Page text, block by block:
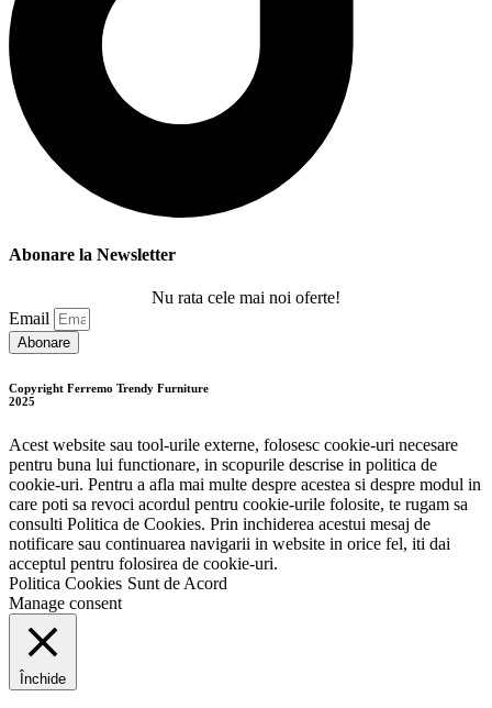
Abonare la Newsletter
Nu rata cele mai noi oferte!
Email
Abonare
Copyright Ferremo Trendy Furniture
2025
Acest website sau tool-urile externe, folosesc cookie-uri necesare
pentru buna lui functionare, in scopurile descrise in politica de
cookie-uri. Pentru a afla mai multe despre acestea si despre modul in
care poti sa revoci acordul pentru cookie-urile folosite, te rugam sa
consulti Politica de Cookies. Prin inchiderea acestui mesaj de
notificare sau continuarea navigarii in website in orice fel, iti dai
acceptul pentru folosirea de cookie-uri.
Politica Cookies Sunt de Acord
Manage consent
Închide